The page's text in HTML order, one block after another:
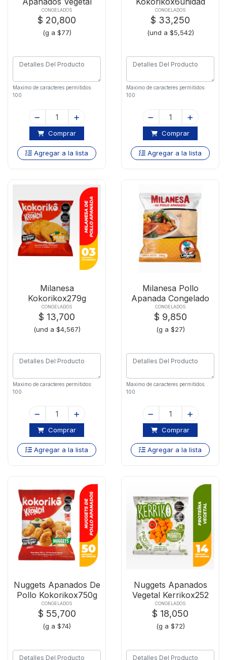
Kerrikox270
CONGELADOS
$ 20,800
(g a $77)
Maximo de caracteres permitidos:
100
Comprar
Agregar a la lista
CONGELADOS
$ 33,250
(und a $5,542)
Maximo de caracteres permitidos:
100
Comprar
Agregar a la lista
Milanesa
Kokorikox279g
CONGELADOS
$ 13,700
(und a $4,567)
Maximo de caracteres permitidos:
100
Comprar
Agregar a la lista
Milanesa Pollo
Apanada Congelado
CONGELADOS
$ 9,850
(g a $27)
Maximo de caracteres permitidos:
100
Comprar
Agregar a la lista
Nuggets Apanados De
Pollo Kokorikox750g
CONGELADOS
$ 55,700
(g a $74)
Nuggets Apanados
Vegetal Kerrikox252
CONGELADOS
$ 18,050
(g a $72)